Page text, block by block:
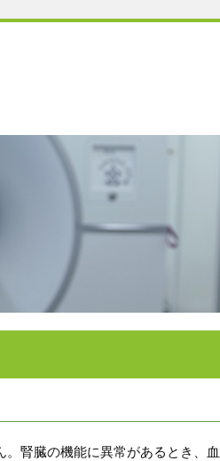
腎臓の機能に異常があるとき、